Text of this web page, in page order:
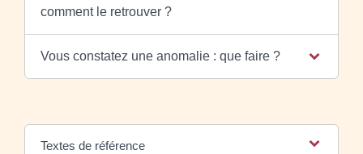
comment le retrouver ?
Vous constatez une anomalie : que faire ?
Textes de référence